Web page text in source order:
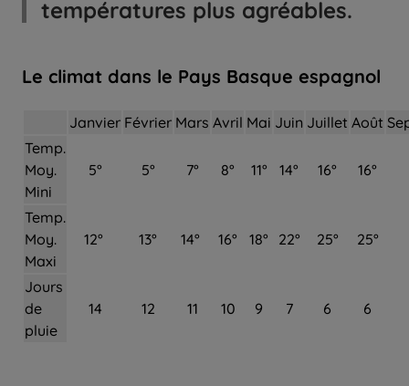
Le climat dans le Pays Basque espagnol
Janvier Février Mars Avril Mai Juin Juillet Août
Temp.
Moy.
Mini
5° 5° 7° 8° 11° 14° 16° 16°
Temp.
Moy.
Maxi
12° 13° 14° 16° 18° 22° 25° 25°
Jours
de
pluie
14 12 11 10 9 7 6 6